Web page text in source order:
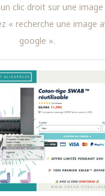
clic droit sur une
« recherche une image
google ».